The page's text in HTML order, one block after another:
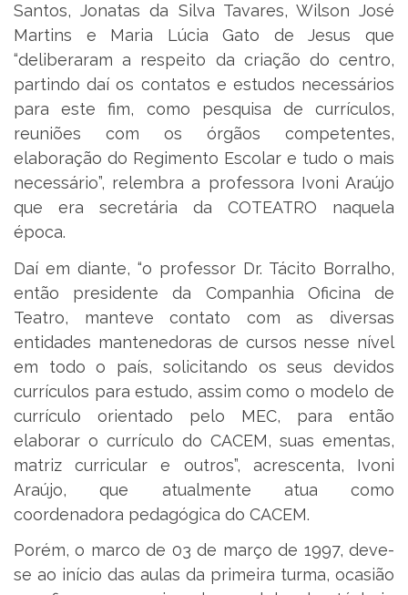
Santos, Jonatas da Silva Tavares, Wilson José
Martins e Maria Lúcia Gato de Jesus que
“deliberaram a respeito da criação do centro,
partindo daí os contatos e estudos necessários
para este fim, como pesquisa de currículos,
reuniões com os órgãos competentes,
elaboração do Regimento Escolar e tudo o mais
necessário”, relembra a professora Ivoni Araújo
que era secretária da COTEATRO naquela
época.
Daí em diante, “o professor Dr. Tácito Borralho,
então presidente da Companhia Oficina de
Teatro, manteve contato com as diversas
entidades mantenedoras de cursos nesse nível
em todo o país, solicitando os seus devidos
currículos para estudo, assim como o modelo de
currículo orientado pelo MEC, para então
elaborar o currículo do CACEM, suas ementas,
matriz curricular e outros”, acrescenta, Ivoni
Araújo, que atualmente atua como
coordenadora pedagógica do CACEM.
Porém, o marco de 03 de março de 1997, deve-
se ao início das aulas da primeira turma, ocasião